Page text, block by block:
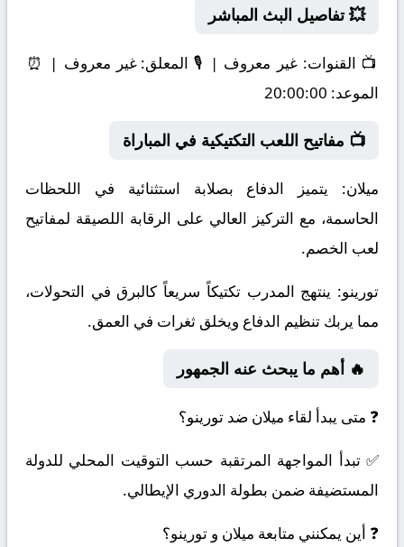
💥 تفاصيل البث المباشر
📺 القنوات: غير معروف | 🎙️ المعلق: غير معروف | ⏰
الموعد:
📺 مفاتيح اللعب التكتيكية في المباراة
ميلان: يتميز الدفاع بصلابة استثنائية في اللحظات
الحاسمة، مع التركيز العالي على الرقابة اللصيقة لمفاتيح
لعب الخصم.
تورينو: ينتهج المدرب تكتيكاً سريعاً كالبرق في التحولات،
مما يربك تنظيم الدفاع ويخلق ثغرات في العمق.
🔥 أهم ما يبحث عنه الجمهور
❓ متى يبدأ لقاء ميلان ضد تورينو؟
✅ تبدأ المواجهة المرتقبة حسب التوقيت المحلي للدولة
المستضيفة ضمن بطولة الدوري الإيطالي.
❓ أين يمكنني متابعة ميلان و تورينو؟